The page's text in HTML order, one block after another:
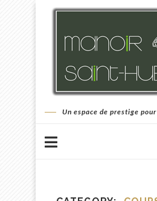
Un espace de prestige